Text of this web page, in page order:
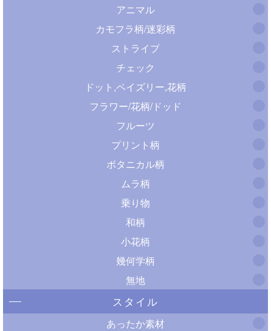
アニマル
カモフラ柄/迷彩柄
ストライプ
チェック
ドット,ペイズリー,花柄
フラワー/花柄/ドッド
フルーツ
プリント柄
ボタニカル柄
ムラ柄
乗り物
和柄
小花柄
幾何学柄
無地
スタイル
あったか素材